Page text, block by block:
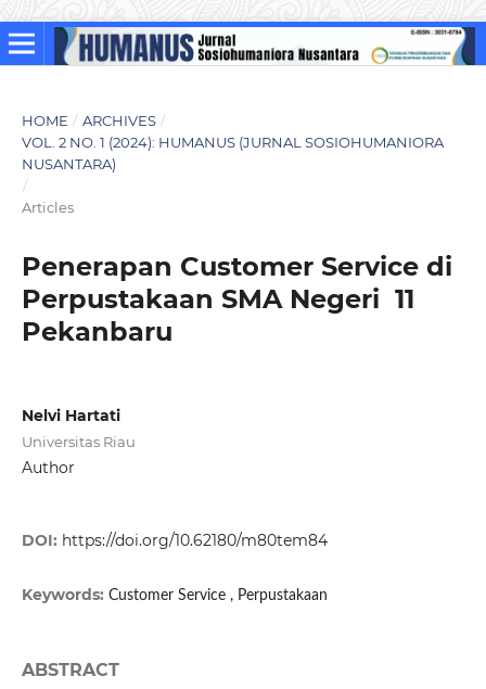
HOME / ARCHIVES /
VOL. 2 NO. 1 (2024): HUMANUS (JURNAL SOSIOHUMANIORA
NUSANTARA)
/
Articles
Penerapan Customer Service di
Perpustakaan SMA Negeri 11
Pekanbaru
Nelvi Hartati
Universitas Riau
Author
DOI: https://doi.org/10.62180/m80tem84
Keywords: Customer Service , Perpustakaan
ABSTRACT